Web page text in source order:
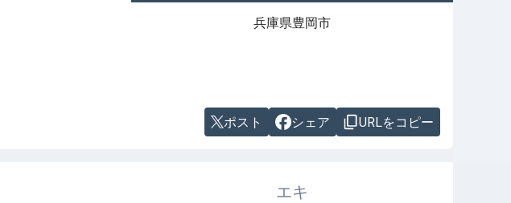
兵庫県豊岡市
ポスト シェア URLをコピー
エキ